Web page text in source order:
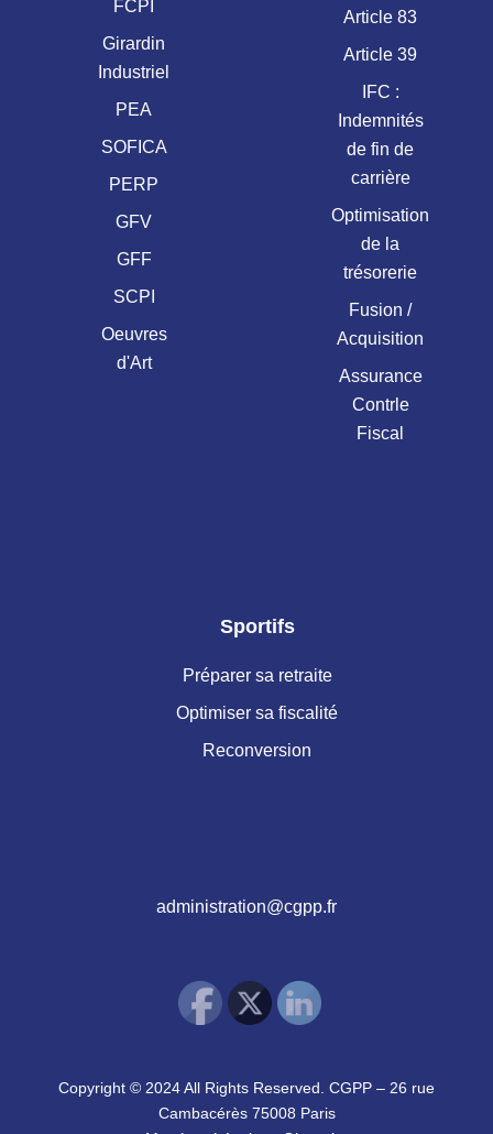
FCPI
Girardin
Industriel
PEA
SOFICA
PERP
GFV
GFF
SCPI
Oeuvres
d'Art
Article 83
Article 39
IFC :
Indemnités
de fin de
carrière
Optimisation
de la
trésorerie
Fusion /
Acquisition
Assurance
Contrle
Fiscal
Sportifs
Préparer sa retraite
Optimiser sa fiscalité
Reconversion
administration@cgpp.fr
Copyright © 2024 All Rights Reserved. CGPP – 26 rue
Cambacérès 75008 Paris